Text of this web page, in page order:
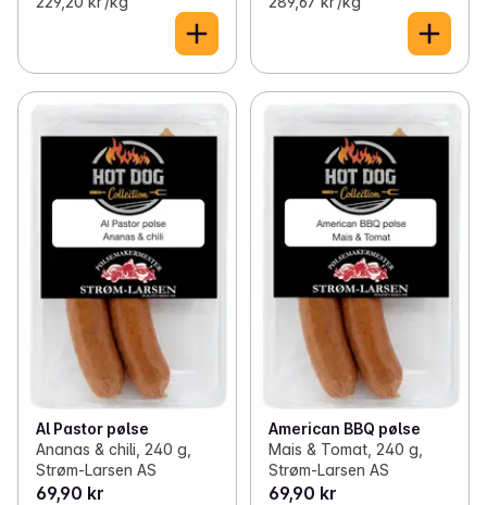
Al Pastor pølse
Ananas & chili, 240 g,
Strøm-Larsen AS
69,90 kr
American BBQ pølse
Mais & Tomat, 240 g,
Strøm-Larsen AS
69,90 kr